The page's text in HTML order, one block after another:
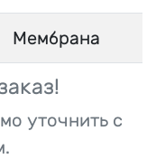
Мембрана
уточнить с